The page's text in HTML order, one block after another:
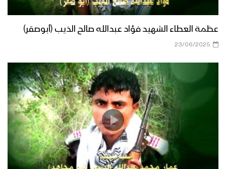
عظمة العطاء الشهيد فؤاد عبدالله صالح الذيب (أبوصقر)
23/06/2025